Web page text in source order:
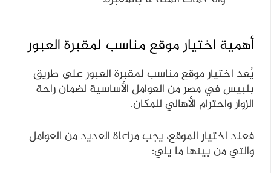
أهمية اختيار موقع مناسب لمقبرة العبور
يُعد اختيار موقع مناسب لمقبرة العبور على طريق
بلبيس في مصر من العوامل الأساسية لضمان راحة
الزوار واحترام الأهالي للمكان.
فعند اختيار الموقع، يجب مراعاة العديد من العوامل
والتي من بينها ما يلي: